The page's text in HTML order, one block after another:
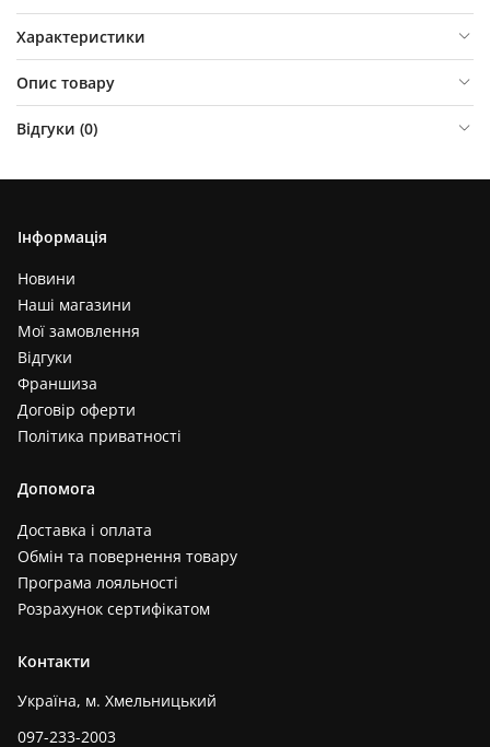
Характеристики
Опис товару
Відгуки (0)
Інформація
Новини
Наші магазини
Мої замовлення
Відгуки
Франшиза
Договір оферти
Політика приватності
Допомога
Доставка і оплата
Обмін та повернення товару
Програма лояльності
Розрахунок сертифікатом
Контакти
Україна, м. Хмельницький
097-233-2003